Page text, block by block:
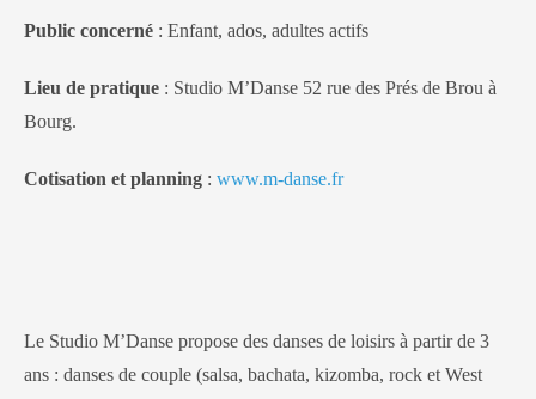
Public concerné : Enfant, ados, adultes actifs
Lieu de pratique : Studio M’Danse 52 rue des Prés de Brou à
Bourg.
Cotisation et planning : www.m-danse.fr
Le Studio M’Danse propose des danses de loisirs à partir de 3
ans : danses de couple (salsa, bachata, kizomba, rock et West